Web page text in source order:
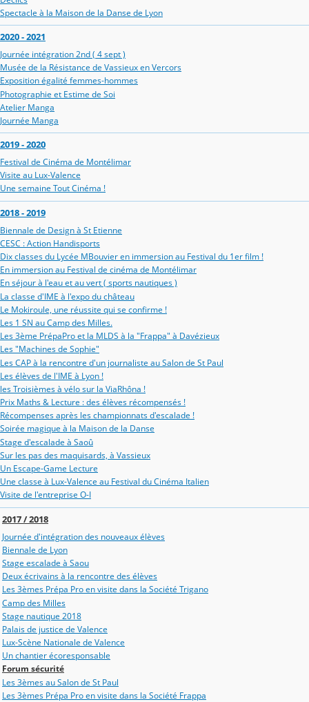
Spectacle à la Maison de la Danse de Lyon
2020 - 2021
Journée intégration 2nd ( 4 sept )
Musée de la Résistance de Vassieux en Vercors
Exposition égalité femmes-hommes
Photographie et Estime de Soi
Atelier Manga
Journée Manga
2019 - 2020
Festival de Cinéma de Montélimar
Visite au Lux-Valence
Une semaine Tout Cinéma !
2018 - 2019
Biennale de Design à St Etienne
CESC : Action Handisports
Dix classes du Lycée MBouvier en immersion au Festival du 1er film !
En immersion au Festival de cinéma de Montélimar
En séjour à l'eau et au vert ( sports nautiques )
La classe d'IME à l'expo du château
Le Mokiroule, une réussite qui se confirme !
Les 1 SN au Camp des Milles.
Les 3ème PrépaPro et la MLDS à la "Frappa" à Davézieux
Les "Machines de Sophie"
Les CAP à la rencontre d'un journaliste au Salon de St Paul
Les élèves de l'IME à Lyon !
les Troisièmes à vélo sur la ViaRhôna !
Prix Maths & Lecture : des élèves récompensés !
Récompenses après les championnats d'escalade !
Soirée magique à la Maison de la Danse
Stage d'escalade à Saoû
Sur les pas des maquisards, à Vassieux
Un Escape-Game Lecture
Une classe à Lux-Valence au Festival du Cinéma Italien
Visite de l'entreprise O-I
2017 / 2018
Journée d'intégration des nouveaux élèves
Biennale de Lyon
Stage escalade à Saou
Deux écrivains à la rencontre des élèves
Les 3èmes Prépa Pro en visite dans la Société Trigano
Camp des Milles
Stage nautique 2018
Palais de justice de Valence
Lux-Scène Nationale de Valence
Un chantier écoresponsable
Forum sécurité
Les 3èmes au Salon de St Paul
Les 3èmes Prépa Pro en visite dans la Société Frappa